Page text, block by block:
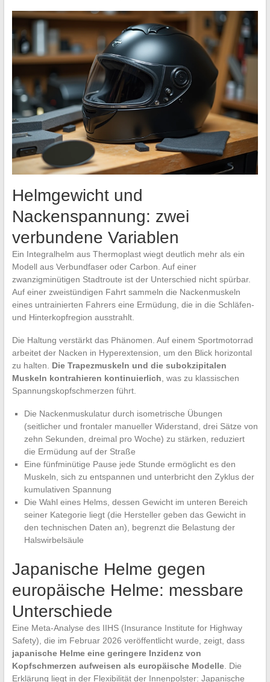
Helmgewicht und
Nackenspannung: zwei
verbundene Variablen
Ein Integralhelm aus Thermoplast wiegt deutlich mehr als ein
Modell aus Verbundfaser oder Carbon. Auf einer
zwanzigminütigen Stadtroute ist der Unterschied nicht spürbar.
Auf einer zweistündigen Fahrt sammeln die Nackenmuskeln
eines untrainierten Fahrers eine Ermüdung, die in die Schläfen-
und Hinterkopfregion ausstrahlt.
Die Haltung verstärkt das Phänomen. Auf einem Sportmotorrad
arbeitet der Nacken in Hyperextension, um den Blick horizontal
zu halten. Die Trapezmuskeln und die subokzipitalen
Muskeln kontrahieren kontinuierlich, was zu klassischen
Spannungskopfschmerzen führt.
Die Nackenmuskulatur durch isometrische Übungen
(seitlicher und frontaler manueller Widerstand, drei Sätze von
zehn Sekunden, dreimal pro Woche) zu stärken, reduziert
die Ermüdung auf der Straße
Eine fünfminütige Pause jede Stunde ermöglicht es den
Muskeln, sich zu entspannen und unterbricht den Zyklus der
kumulativen Spannung
Die Wahl eines Helms, dessen Gewicht im unteren Bereich
seiner Kategorie liegt (die Hersteller geben das Gewicht in
den technischen Daten an), begrenzt die Belastung der
Halswirbelsäule
Japanische Helme gegen
europäische Helme: messbare
Unterschiede
Eine Meta-Analyse des IIHS (Insurance Institute for Highway
Safety), die im Februar 2026 veröffentlicht wurde, zeigt, dass
japanische Helme eine geringere Inzidenz von
Kopfschmerzen aufweisen als europäische Modelle. Die
Erklärung liegt in der Flexibilität der Innenpolster: Japanische